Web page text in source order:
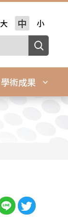
大 中 小
學術成果